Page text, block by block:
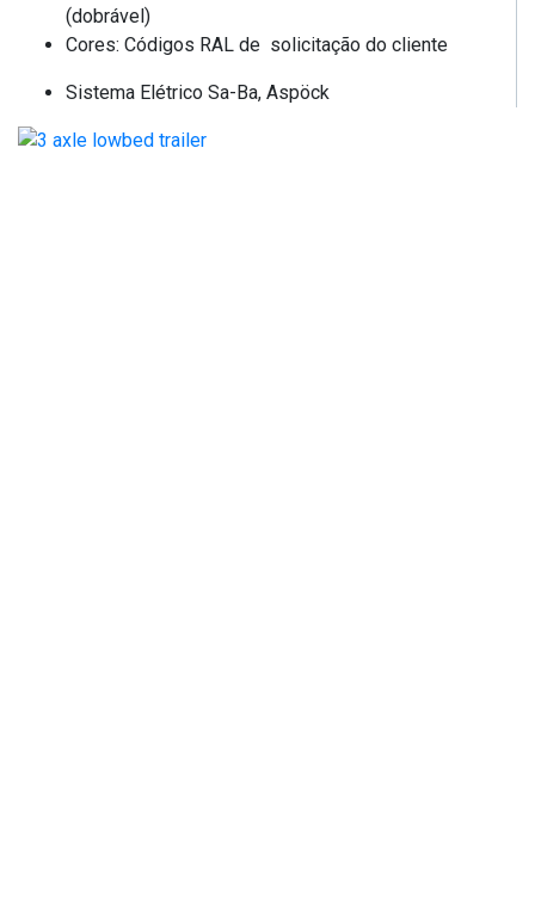
(dobrável)
Cores: Códigos RAL de solicitação do cliente
Sistema Elétrico Sa-Ba, Aspöck